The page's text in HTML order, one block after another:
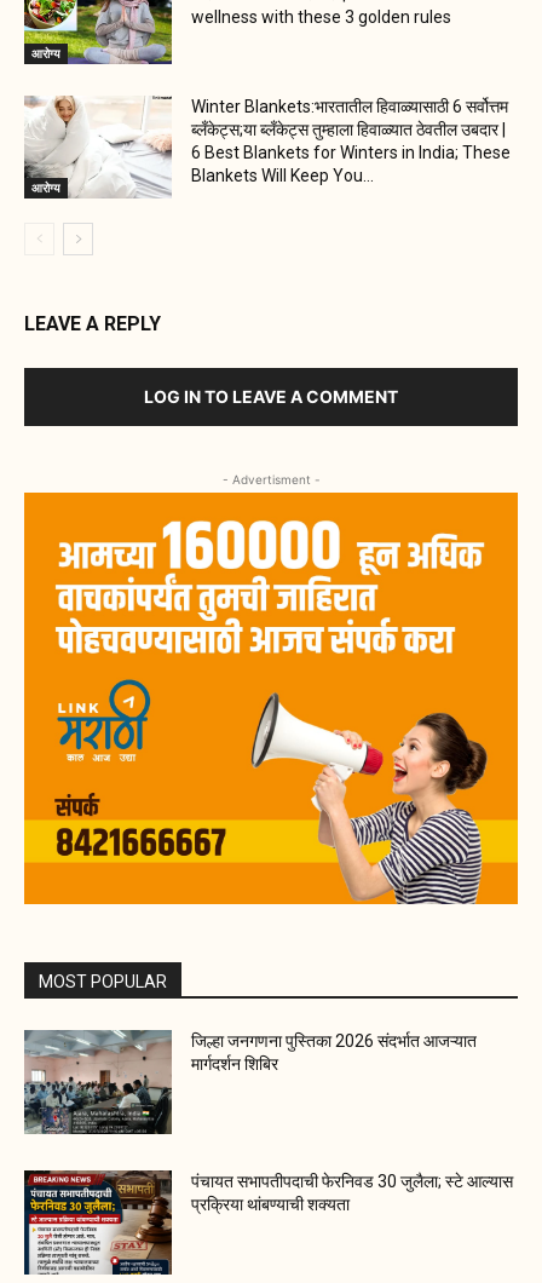
आरोग्य
wellness with these 3 golden rules
आरोग्य
Winter Blankets:भारतातील हिवाळ्यासाठी 6 सर्वोत्तम
ब्लँकेट्स;या ब्लँकेट्स तुम्हाला हिवाळ्यात ठेवतील उबदार |
6 Best Blankets for Winters in India; These
Blankets Will Keep You...
LEAVE A REPLY
LOG IN TO LEAVE A COMMENT
- Advertisment -
MOST POPULAR
जिल्हा जनगणना पुस्तिका 2026 संदर्भात आजऱ्यात
मार्गदर्शन शिबिर
पंचायत सभापतीपदाची फेरनिवड 30 जुलैला; स्टे आल्यास
प्रक्रिया थांबण्याची शक्यता